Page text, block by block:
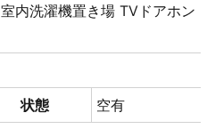
室内洗濯機置き場 TVドアホン
状態 空有